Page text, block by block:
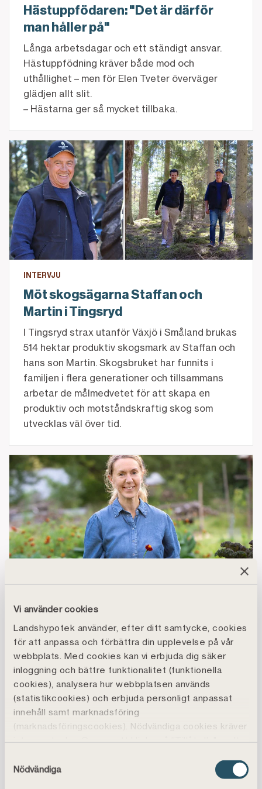
Vi använder cookies
Landshypotek använder, efter ditt samtycke, cookies
för att anpassa och förbättra din upplevelse på vår
webbplats. Med cookies kan vi erbjuda dig säker
inloggning och bättre funktionalitet (funktionella
cookies), analysera hur webbplatsen används
(statistikcookies) och erbjuda personligt anpassat
innehåll samt marknadsföring
(marknadsföringscookies). Nödvändiga cookies kräver
inte samtycke. Genom att klicka på ”Tillåt alla" godtar
statistikcookies vilket är frivilligt.
Nödvändiga
Hästuppfödaren: "Det är därför
man håller på"
Långa arbetsdagar och ett ständigt ansvar.
Hästuppfödning kräver både mod och
uthållighet – men för Elen Tveter överväger
glädjen allt slit.
– Hästarna ger så mycket tillbaka.
Läs intervjun
INTERVJU
Möt skogsägarna Staffan och
Martin i Tingsryd
I Tingsryd strax utanför Växjö i Småland brukas
514 hektar produktiv skogsmark av Staffan och
hans son Martin. Skogsbruket har funnits i
familjen i flera generationer och tillsammans
arbetar de målmedvetet för att skapa en
produktiv och motståndskraftig skog som
utvecklas väl över tid.
Beredskapsodlarens tips för att odla hemma
Beredskapsodlarens tips för att
odla hemma
Beredskap kan vara vardagligt och enkelt.
Trädgårdsmästaren Annelie Engkvist delar sina
bästa tips för att odla egen mat hemma – med
sunt bondförnuft och ansvar för framtiden.
Orientera rätt i sparandet – med Hanna Lundberg